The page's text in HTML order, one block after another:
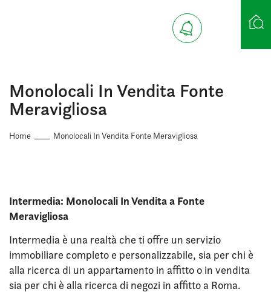
Monolocali In Vendita Fonte
Meravigliosa
Home Monolocali In Vendita Fonte Meravigliosa
Intermedia: Monolocali In Vendita a Fonte
Meravigliosa
Intermedia è una realtà che ti offre un servizio
immobiliare completo e personalizzabile, sia per chi è
alla ricerca di un appartamento in affitto o in vendita
sia per chi è alla ricerca di negozi in affitto a Roma.